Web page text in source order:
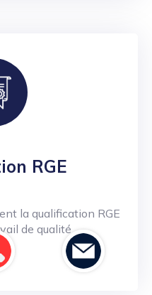
RGE
la qualification RGE
de qualité